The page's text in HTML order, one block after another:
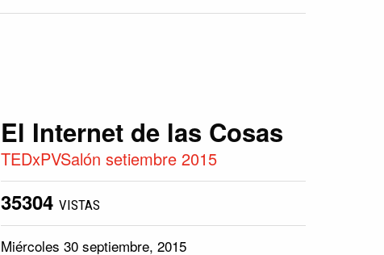
El Internet de las Cosas
TEDxPVSalón setiembre 2015
35304 VISTAS
Miércoles 30 septiembre, 2015